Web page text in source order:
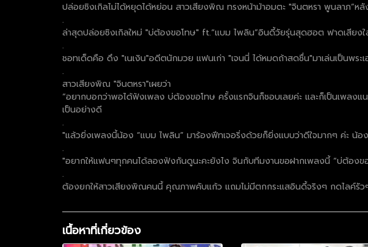
ปล่อยซิงเกิลไม่ได้หยุดได้หย่อน สาวเสียงพิณ ทรงหน้าม้าอมตะ "จินตหรา พูนลาภ”ห
.
ล่าสุดปล่อยซิงเกิลใหม่ "บ่ต้องขอโทษ" ft.“แบม ไพลิน”อินดี้วัยรุ่นสุดฮอต ฟาดเสียง
.
ชอทเด็ดคือ ดึง "เนเงิน"อดีตนักมวย แฟนเก่า "เจนนี่ ได้หมดถ้าสดชื่น"มาเล่นเป็นพร
.
สาวเสียงพิณ "จินตหรา"เผยว่า
“อยากบอกว่าพอได้ฟังเพลง บ่ต้องขอโทษ ครั้งแรกจินก็ชอบเลยค่ะ และก็เป็นเพลง
เป็นอย่างดี
.
"แล้วยิ่งเพลงนี้น้อง “แบม ไพลิน” มาร้องฟีทเจอริ่งด้วยก็ยิ่งแบบว่าดีใจมากๆ ค่ะ น้
.
"อยากให้แฟนๆทุกคนได้ลองฟังกันดูนะคะยังไง จินกับทีมงานขอฝากเพลงนี้ “บ่ต้องข
.
ต้องยกให้สาวเสียงพิณคนนี้ คุณภาพคับแก้ว แถมไม่มีตกกระแสอินดี้จริงๆ กดไลค์รัว
เนื้อหาที่เกี่ยวข้อง